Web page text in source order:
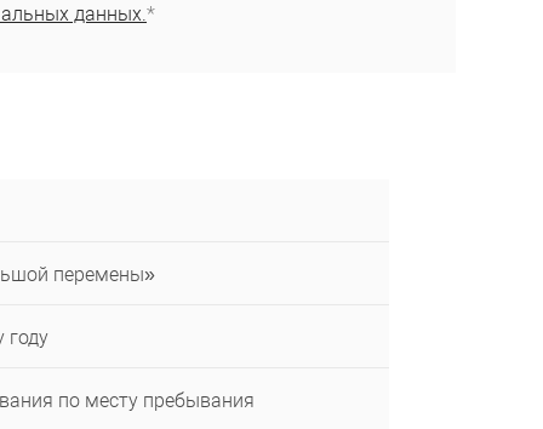
данных. *
перемены»
году
по месту пребывания